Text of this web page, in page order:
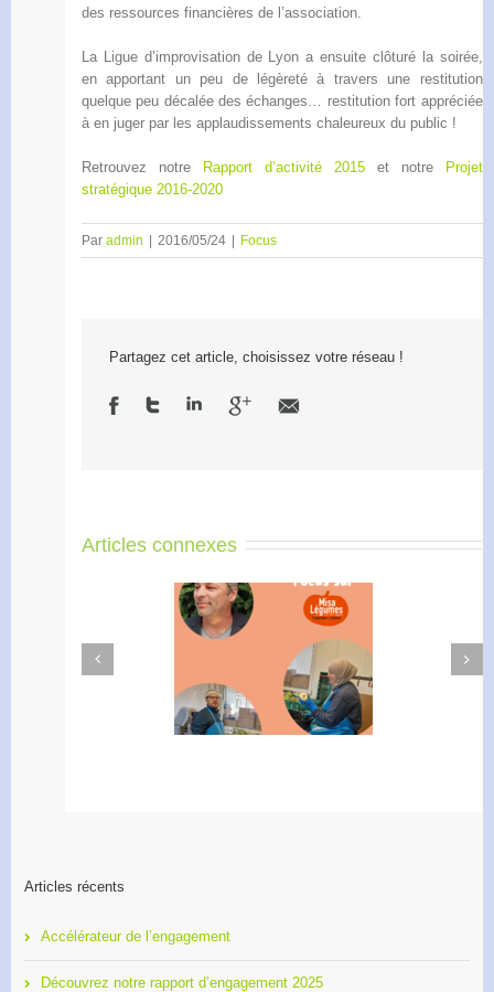
des ressources financières de l’association.
La Ligue d’improvisation de Lyon a ensuite clôturé la soirée,
en apportant un peu de légèreté à travers une restitution
quelque peu décalée des échanges… restitution fort appréciée
à en juger par les applaudissements chaleureux du public !
Retrouvez notre Rapport d’activité 2015et notre
Projet
stratégique 2016-2020
Par admin 2016/05/24 Focus
Partagez cet article, choisissez votre réseau !
Articles connexes
Formation 2O26, les
inscriptions sont ouvertes !
Previous
Next
Articles récents
Accélérateur de l’engagement
Découvrez notre rapport d’engagement 2025